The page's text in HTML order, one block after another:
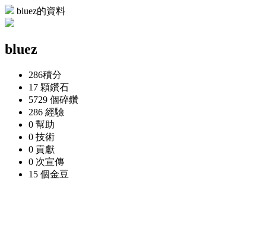
bluez的資料
bluez
286積分
17 顆鑽石
5729 個碎鑽
286 經驗
0 幫助
0 技術
0 貢獻
0 次宣傳
15 個金豆